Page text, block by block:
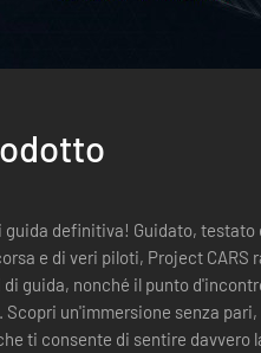
e approvato da una community
e di veri piloti, Project CARS
guida, nonché il punto
ti consente di sentire davvero